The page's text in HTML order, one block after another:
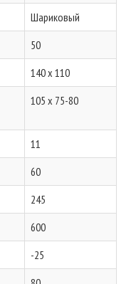
Шариковый
50
140 x 110
105 x 75-80
11
60
245
600
-25